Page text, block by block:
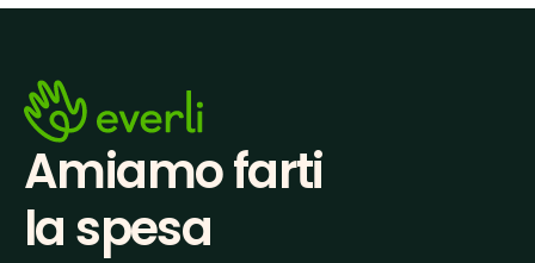
Amiamo farti
la spesa